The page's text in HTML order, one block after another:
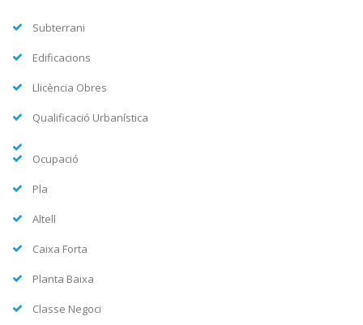
Subterrani
Edificacions
Llicència Obres
Qualificació Urbanística
Ocupació
Pla
Altell
Caixa Forta
Planta Baixa
Classe Negoci